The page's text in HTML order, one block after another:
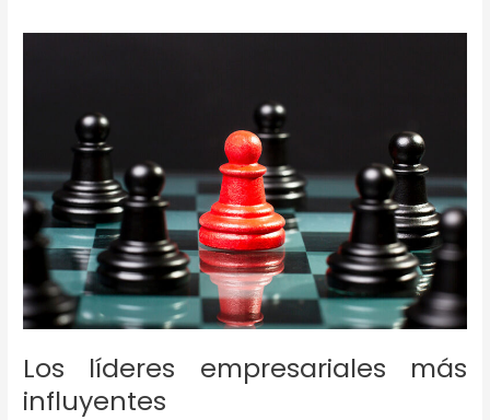
Los líderes empresariales más
influyentes